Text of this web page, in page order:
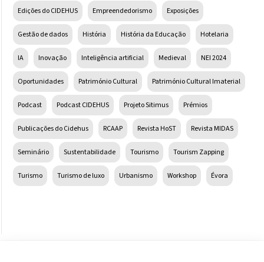
Edições do CIDEHUS Empreendedorismo Exposições
Gestão de dados História História da Educação Hotelaria
IA Inovação Inteligência artificial Medieval NEI 2024
Oportunidades Património Cultural Património Cultural Imaterial
Podcast Podcast CIDEHUS Projeto Sitimus Prémios
Publicações do Cidehus RCAAP Revista HoST Revista MIDAS
Seminário Sustentabilidade Tourismo Tourism Zapping
Turismo Turismo de luxo Urbanismo Workshop Évora